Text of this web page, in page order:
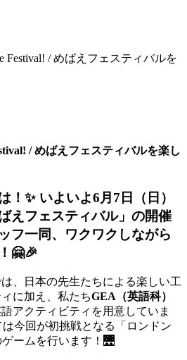
Festival! / めばえフェスティバルを
/ めばえフェスティバルを楽し
！✨ いよいよ6月7日（日）
えフェスティバル」の開催
フ一同、ワクワクしながら
🤗🎉
、日本の先生たちによる楽しい工
に加え、私たちGEA（英語科）
アクティビティを用意していま
今回が初挑戦となる「ロンドン
ームを行います！🌉